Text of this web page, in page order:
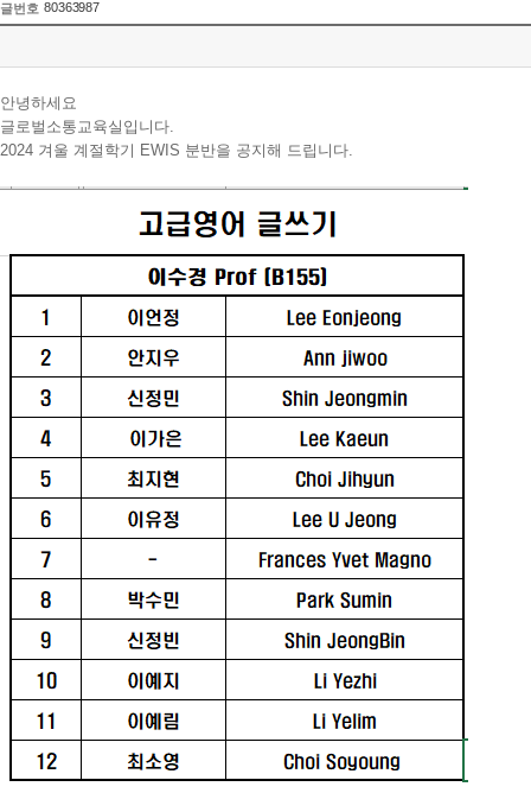
글번호 80363987
안녕하세요
글로벌소통교육실입니다.
2024 겨울 계절학기 EWIS 분반을 공지해 드립니다.